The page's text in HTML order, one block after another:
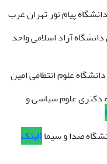
پیام نور تهران غرب
آزاد اسلامی واحد
علوم انتظامی امین
علوم سیاسی و
صدا و سیما(لینک